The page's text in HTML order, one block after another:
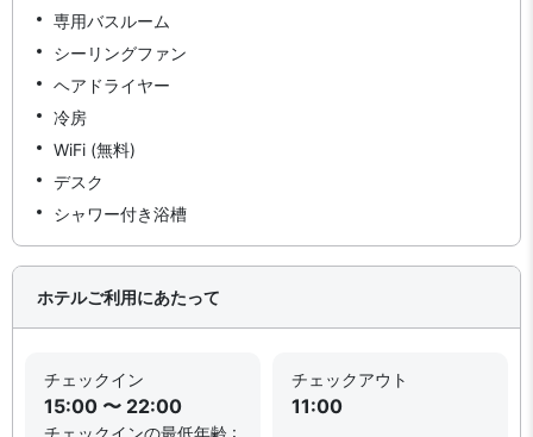
専用バスルーム
シーリングファン
ヘアドライヤー
冷房
WiFi (無料)
デスク
シャワー付き浴槽
ホテルご利用にあたって
チェックイン
15:00 〜 22:00
チェックインの最低年齢 :
チェックアウト
11:00